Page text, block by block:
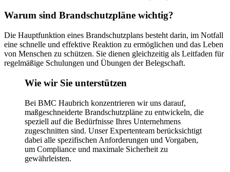
Warum sind Brandschutzpläne wichtig?
Die Hauptfunktion eines Brandschutzplans besteht darin, im Notfall
eine schnelle und effektive Reaktion zu ermöglichen und das Leben
von Menschen zu schützen. Sie dienen gleichzeitig als Leitfaden für
regelmäßige Schulungen und Übungen der Belegschaft.
Wie wir Sie unterstützen
Bei BMC Haubrich konzentrieren wir uns darauf,
maßgeschneiderte Brandschutzpläne zu entwickeln, die
speziell auf die Bedürfnisse Ihres Unternehmens
zugeschnitten sind. Unser Expertenteam berücksichtigt
dabei alle spezifischen Anforderungen und Vorgaben,
um Compliance und maximale Sicherheit zu
gewährleisten.